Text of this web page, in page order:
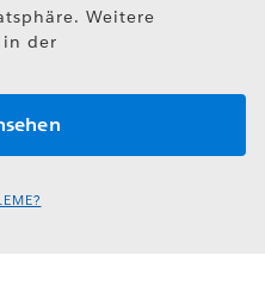
Weitere
der